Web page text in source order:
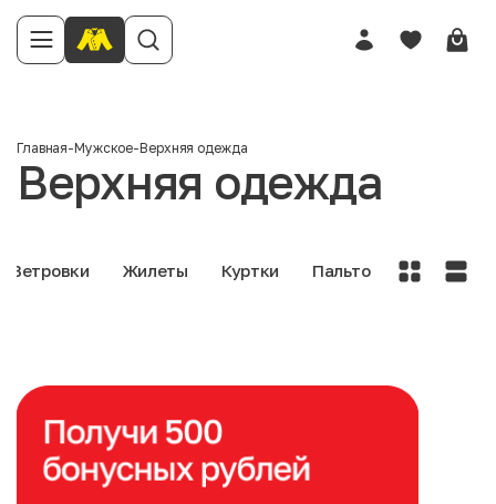
Главная-Мужское-Верхняя одежда
Верхняя одежда
Ветровки Жилеты Куртки Пальто